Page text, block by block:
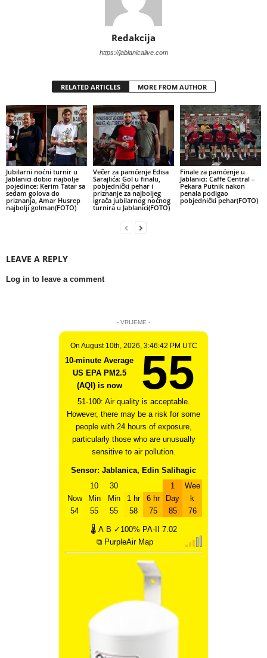
Redakcija
https://jablanicalive.com
RELATED ARTICLES MORE FROM AUTHOR
Jubilarni noćni turnir u
Jablanici dobio najbolje
pojedince: Kerim Tatar sa
sedam golova do
priznanja, Amar Husrep
najbolji golman(FOTO)
Večer za pamćenje Edisa
Sarajlića: Gol u finalu,
pobjednički pehar i
priznanje za najboljeg
igrača jubilarnog noćnog
turnira u Jablanici(FOTO)
Finale za pamćenje u
Jablanici: Caffe Central –
Pekara Putnik nakon
penala podigao
pobjednički pehar(FOTO)
LEAVE A REPLY
Log in to leave a comment
- VRIJEME -
On August 10th, 2026, 3:46:42 PM UTC
10-minute Average
US EPA PM2.5
(AQI) is now
55
51-100: Air quality is acceptable.
However, there may be a risk for some
people with 24 hours of exposure,
particularly those who are unusually
sensitive to air pollution.
Sensor: Jablanica, Edin Salihagic
Now
54
10
Min
55
30
Min
55
1 hr
58
6 hr
75
1
Day
85
Wee
k
76
🌡 A B ✓100% PA-II 7.02
⧉ PurpleAir Map